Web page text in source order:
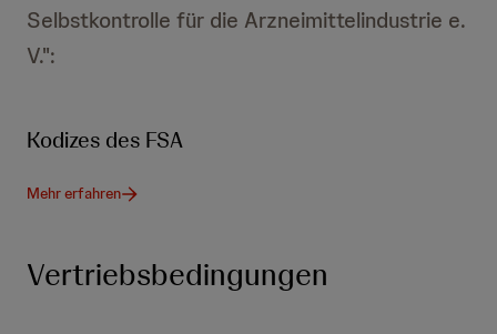
Selbstkontrolle für die Arzneimittelindustrie e.
V.":
Kodizes des FSA
Mehr erfahren
Vertriebsbedingungen